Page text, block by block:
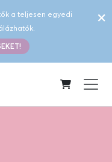
a teljesen egyedi
×